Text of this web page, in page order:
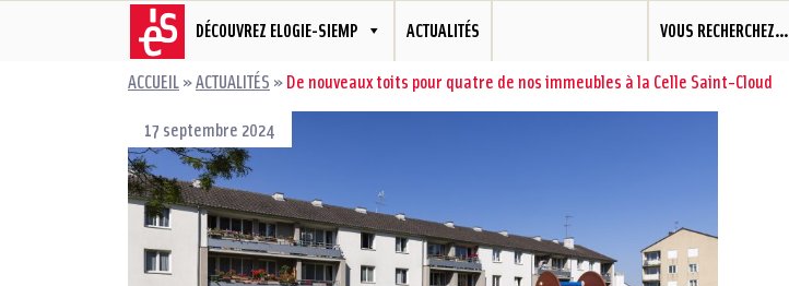
DÉCOUVREZ ELOGIE-SIEMP ACTUALITÉS VOUS RECHERCHEZ…
ACCUEIL»ACTUALITÉS »De nouveaux toits pour quatre de nos immeubles à la Celle Saint-Cloud
17 septembre 2024